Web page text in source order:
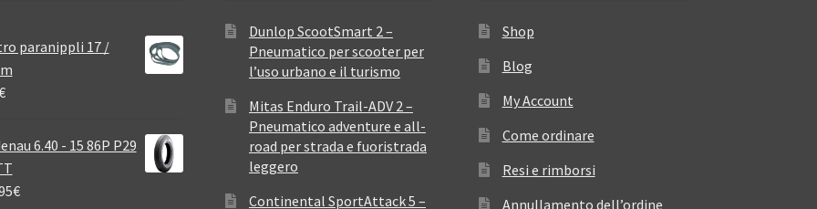
paranippli 17 /
6.40 - 15 86P P29
€
Dunlop ScootSmart 2 –
Pneumatico per scooter per
l’uso urbano e il turismo
Mitas Enduro Trail-ADV 2 –
Pneumatico adventure e all-
road per strada e fuoristrada
leggero
Continental SportAttack 5 –
Shop
Blog
My Account
Come ordinare
Resi e rimborsi
Annullamento dell’ordine